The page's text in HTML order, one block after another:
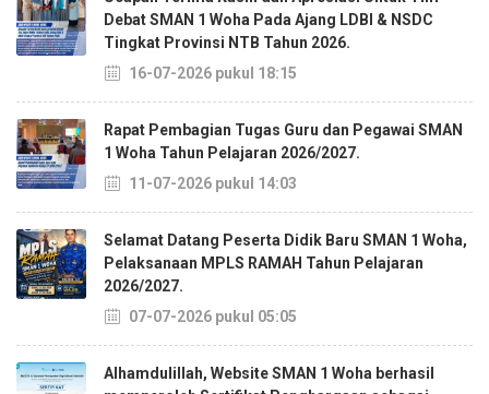
Debat SMAN 1 Woha Pada Ajang LDBI & NSDC
Tingkat Provinsi NTB Tahun 2026.
16-07-2026 pukul 18:15
Rapat Pembagian Tugas Guru dan Pegawai SMAN
1 Woha Tahun Pelajaran 2026/2027.
11-07-2026 pukul 14:03
Selamat Datang Peserta Didik Baru SMAN 1 Woha,
Pelaksanaan MPLS RAMAH Tahun Pelajaran
2026/2027.
07-07-2026 pukul 05:05
Alhamdulillah, Website SMAN 1 Woha berhasil